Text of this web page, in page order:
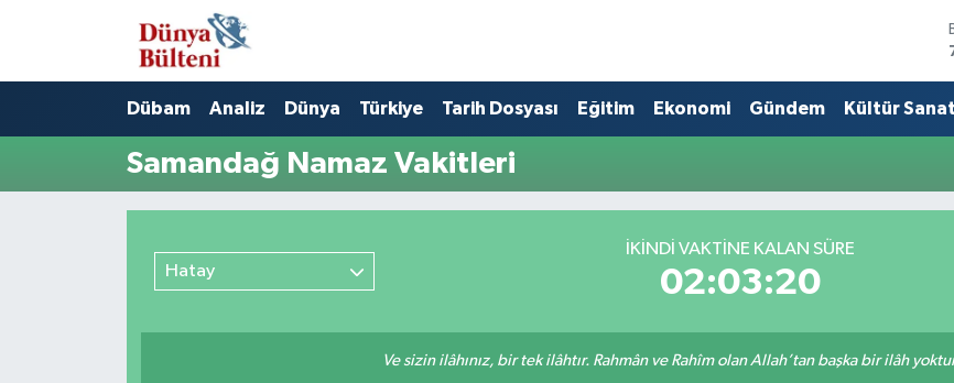
Dübam Analiz Dünya Türkiye Tarih Dosyası Eğitim Ekonomi Gündem Kültür Sanat
Samandağ Namaz Vakitleri
Hatay
İKINDI VAKTİNE KALAN SÜRE
02:03:20
Ve sizin ilâhınız, bir tek ilâhtır. Rahmân ve Rahîm olan Allah’tan başka bir ilâh
Nöbetçi Eczaneler
Hava Durumu
Namaz Vakitleri
Trafik Durumu